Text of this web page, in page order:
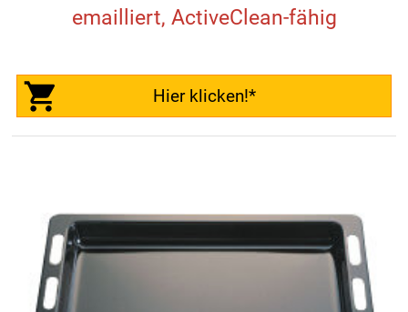
emailliert, ActiveClean-fähig
Hier klicken!*